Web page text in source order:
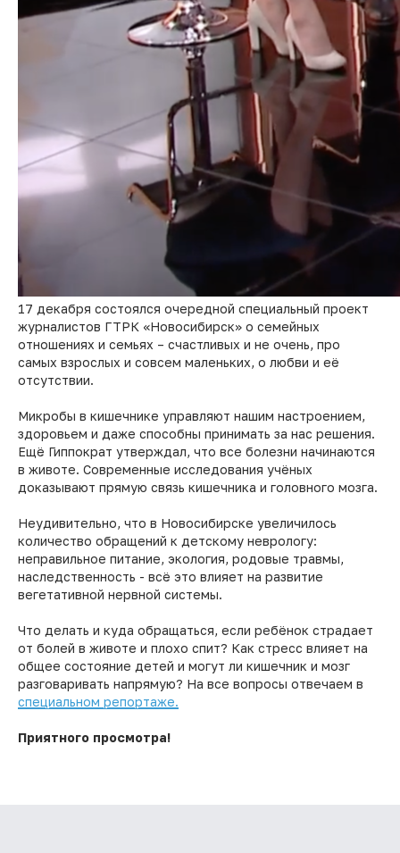
17 декабря состоялся очередной специальный проект
журналистов ГТРК «Новосибирск» о семейных
отношениях и семьях – счастливых и не очень, про
самых взрослых и совсем маленьких, о любви и её
отсутствии.
Микробы в кишечнике управляют нашим настроением,
здоровьем и даже способны принимать за нас решения.
Ещё Гиппократ утверждал, что все болезни начинаются
в животе. Современные исследования учёных
доказывают прямую связь кишечника и головного мозга.
Неудивительно, что в Новосибирске увеличилось
количество обращений к детскому неврологу:
неправильное питание, экология, родовые травмы,
наследственность - всё это влияет на развитие
вегетативной нервной системы.
Что делать и куда обращаться, если ребёнок страдает
от болей в животе и плохо спит? Как стресс влияет на
общее состояние детей и могут ли кишечник и мозг
разговаривать напрямую? На все вопросы отвечаем в
специальном репортаже.
Приятного просмотра!